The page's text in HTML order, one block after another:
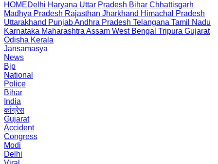
HOMEDelhi Haryana Uttar Pradesh Bihar Chhattisgarh
Madhya Pradesh Rajasthan Jharkhand Himachal Pradesh
Uttarakhand PunjabAndhra Pradesh Telangana Tamil Nadu
Karnataka Maharashtra Assam West Bengal Tripura Gujarat
Odisha Kerala
Jansamasya
News
Bjp
National
Police
Bihar
India
कांग्रेस
Gujarat
Accident
Congress
Modi
Delhi